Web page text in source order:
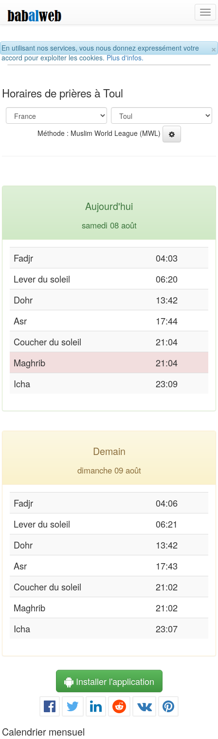
×
En utilisant nos services, vous nous donnez expressément votre
accord pour exploiter les cookies.Plus d'infos.
Horaires de prières à Toul
Méthode : Muslim World League (MWL)
Aujourd'hui
samedi 08 août
Fadjr
04:03
Lever du soleil
06:20
Dohr
13:42
Asr
17:44
Coucher du soleil
21:04
Maghrib
21:04
Icha
23:09
Demain
dimanche 09 août
Fadjr
04:06
Lever du soleil
06:21
Dohr
13:42
Asr
17:43
Coucher du soleil
21:02
Maghrib
21:02
Icha
23:07
Installer l'application
Calendrier mensuel